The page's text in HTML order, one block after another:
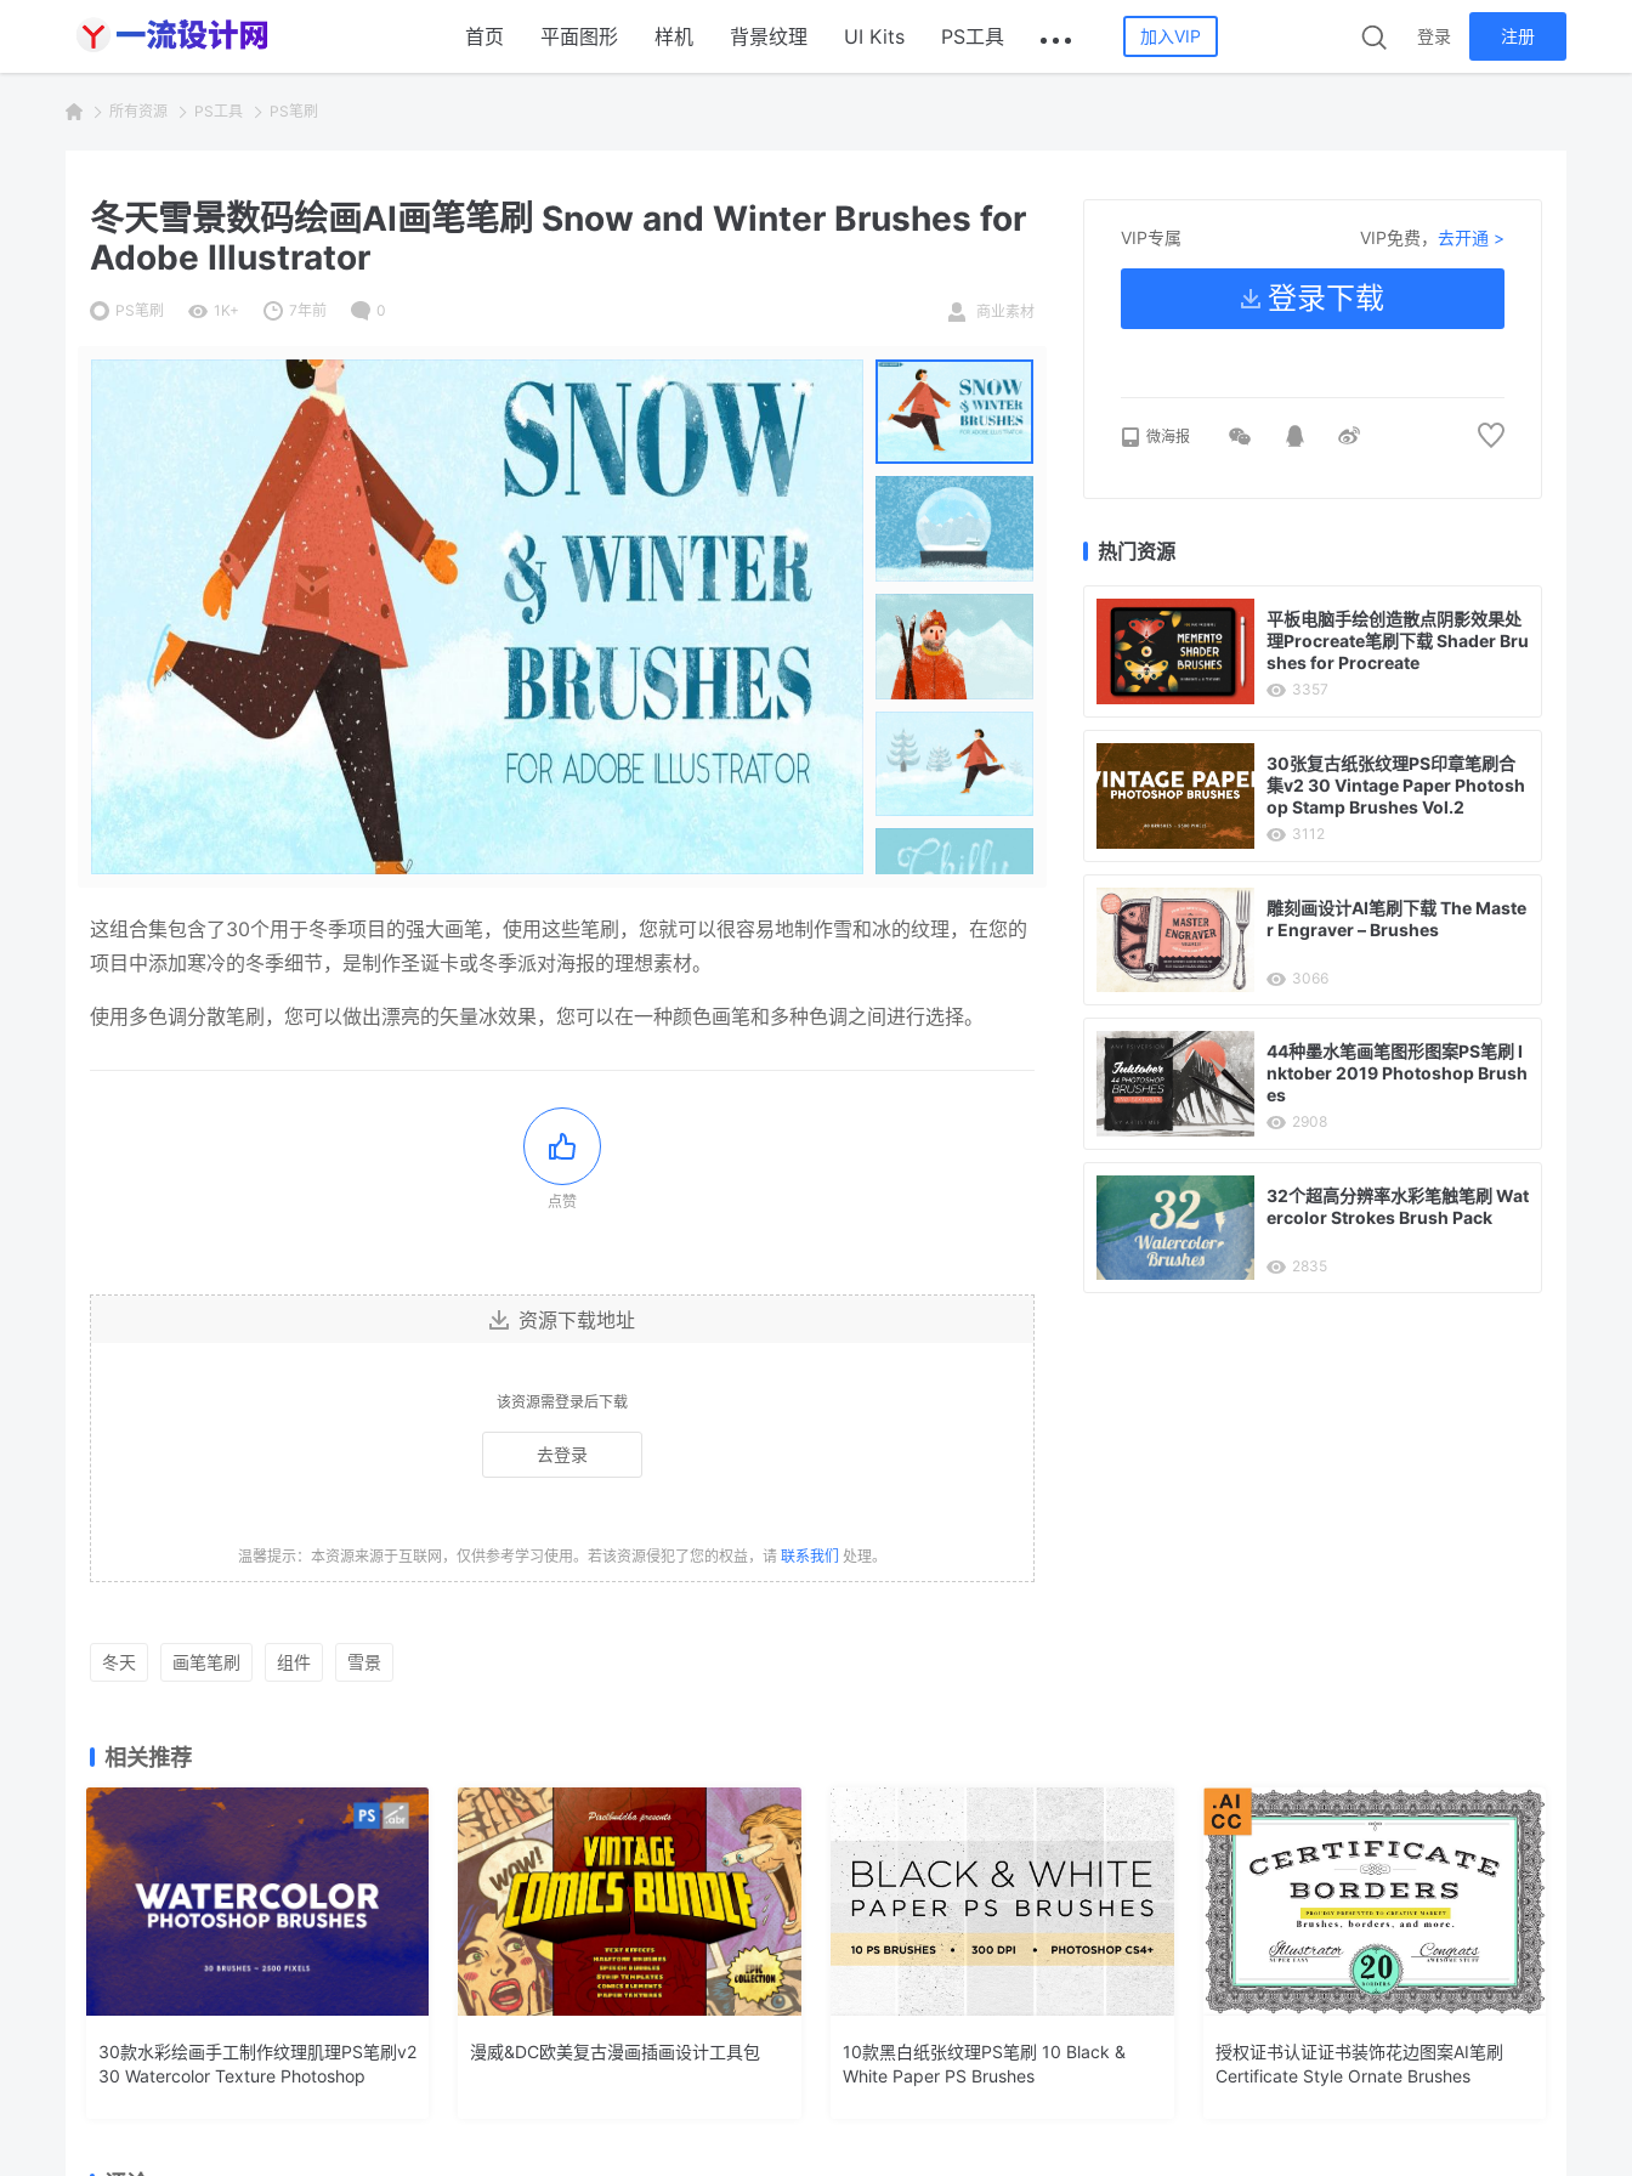
首页 平面图形 样机 背景纹理 UI Kits PS工具 加入VIP 登录 注册
所有资源 PS工具 PS笔刷
冬天雪景数码绘画AI画笔笔刷 Snow and Winter Brushes for
Adobe Illustrator
PS笔刷 1K+ 7年前 0 商业素材
这组合集包含了30个用于冬季项目的强大画笔，使用这些笔刷，您就可以很容易地制作雪和冰的纹理，在您的
项目中添加寒冷的冬季细节，是制作圣诞卡或冬季派对海报的理想素材。
使用多色调分散笔刷，您可以做出漂亮的矢量冰效果，您可以在一种颜色画笔和多种色调之间进行选择。
点赞
资源下载地址
该资源需登录后下载
去登录
温馨提示：本资源来源于互联网，仅供参考学习使用。若该资源侵犯了您的权益，请 联系我们 处理。
VIP专属 VIP免费，去开通 >
登录下载
微海报
热门资源
平板电脑手绘创造散点阴影效果处
理Procreate笔刷下载 Shader Bru
shes for Procreate
3357
30张复古纸张纹理PS印章笔刷合
集v2 30 Vintage Paper Photosh
op Stamp Brushes Vol.2
3112
雕刻画设计AI笔刷下载 The Maste
r Engraver – Brushes
3066
44种墨水笔画笔图形图案PS笔刷 I
nktober 2019 Photoshop Brush
es
2908
32个超高分辨率水彩笔触笔刷 Wat
ercolor Strokes Brush Pack
2835
冬天 画笔笔刷 组件 雪景
相关推荐
30款水彩绘画手工制作纹理肌理PS笔刷v2
30 Watercolor Texture Photoshop
漫威&DC欧美复古漫画插画设计工具包
10款黑白纸张纹理PS笔刷 10 Black &
White Paper PS Brushes
授权证书认证证书装饰花边图案AI笔刷
Certificate Style Ornate Brushes